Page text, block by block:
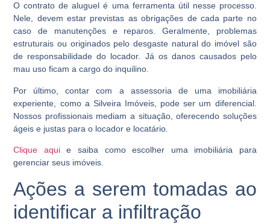
O contrato de aluguel é uma ferramenta útil nesse processo.
Nele, devem estar previstas as obrigações de cada parte no
caso de manutenções e reparos. Geralmente, problemas
estruturais ou originados pelo desgaste natural do imóvel são
de responsabilidade do locador. Já os danos causados ​​pelo
mau uso ficam a cargo do inquilino.
Por último, contar com a assessoria de uma imobiliária
experiente, como a Silveira Imóveis, pode ser um diferencial.
Nossos profissionais mediam a situação, oferecendo soluções
ágeis e justas para o locador e locatário.
Clique aquie saiba como escolher uma imobiliária para
gerenciar seus imóveis.
Ações a serem tomadas ao
identificar a infiltração